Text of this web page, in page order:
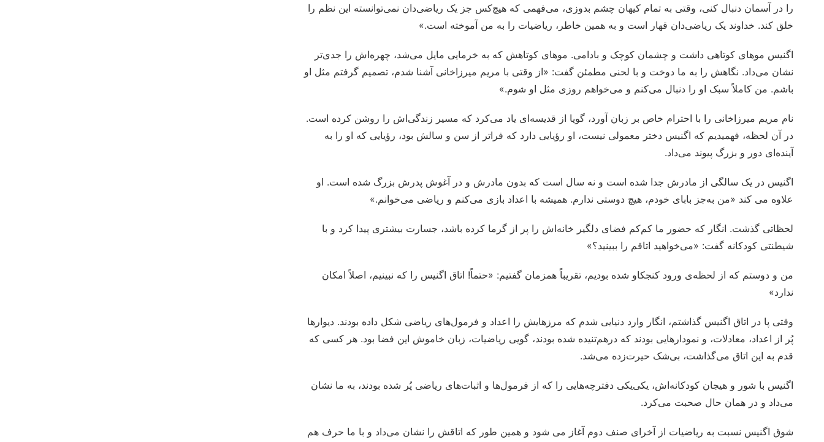
را در آسمان دنبال کنی، وقتی به تمام کیهان چشم بدوزی، می‌فهمی که هیچ‌کس جز یک ریاضی‌دان نمی‌توانسته این نظم را
خلق کند. خداوند یک ریاضی‌دان قهار است و به همین خاطر، ریاضیات را به من آموخته است.»
اگنیس موهای کوتاهی داشت و چشمان کوچک و بادامی. موهای کوتاهش که به خرمایی مایل می‌شد، چهره‌اش را جدی‌تر
نشان می‌داد. نگاهش را به ما دوخت و با لحنی مطمئن گفت: «از وقتی با مریم میرزاخانی آشنا شدم، تصمیم گرفتم مثل او
باشم. من کاملاً سبک او را دنبال می‌کنم و می‌خواهم روزی مثل او شوم.»
نام مریم میرزاخانی را با احترام خاص بر زبان آورد، گویا از قدیسه‌ای یاد می‌کرد که مسیر زندگی‌اش را روشن کرده است.
در آن لحظه، فهمیدیم که اگنیس دختر معمولی نیست، او رؤیایی دارد که فراتر از سن و سالش بود، رؤیایی که او را به
آینده‌ای دور و بزرگ پیوند می‌داد.
اگنیس در یک سالگی از مادرش جدا شده است و نه سال است که بدون مادرش و در آغوش پدرش بزرگ شده است. او
علاوه می کند «من به‌جز بابای خودم، هیچ دوستی ندارم. همیشه با اعداد بازی می‌کنم و ریاضی می‌خوانم.»
لحظاتی گذشت. انگار که حضور ما کم‌کم فضای دلگیر خانه‌اش را پر از گرما کرده باشد، جسارت بیشتری پیدا کرد و با
شیطنتی کودکانه گفت: «می‌خواهید اتاقم را ببینید؟»
من و دوستم که از لحظه‌ی ورود کنجکاو شده بودیم، تقریباً همزمان گفتیم: «حتماً! اتاق اگنیس را که نبینیم، اصلاً امکان
ندارد»
وقتی پا در اتاق اگنیس گذاشتم، انگار وارد دنیایی شدم که مرزهایش را اعداد و فرمول‌های ریاضی شکل داده بودند. دیوارها
پُر از اعداد، معادلات، و نمودارهایی بودند که درهم‌تنیده شده بودند، گویی ریاضیات، زبان خاموش این فضا بود. هر کسی که
قدم به این اتاق می‌گذاشت، بی‌شک حیرت‌زده می‌شد.
اگنیس با شور و هیجان کودکانه‌اش، یکی‌یکی دفترچه‌هایی را که از فرمول‌ها و اثبات‌های ریاضی پُر شده بودند، به ما نشان
می‌داد و در همان حال صحبت می‌کرد.
شوق اگنیس نسبت به ریاضیات از آخرای صنف دوم آغاز می شود و همین طور که اتاقش را نشان می‌داد و با ما حرف هم